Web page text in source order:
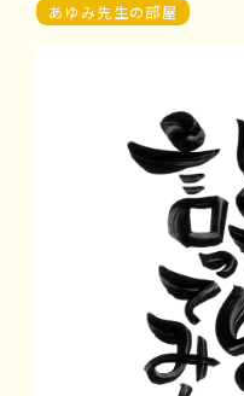
はじめての方へ
マイビリちゃん診断
あゆみ先生の部屋